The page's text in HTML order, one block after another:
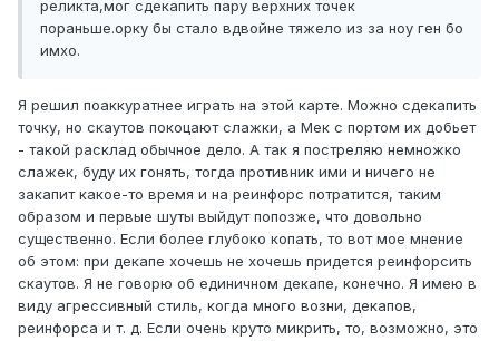
реликта,мог сдекапить пару верхних точек
пораньше.орку бы стало вдвойне тяжело из за ноу ген бо
имхо.
Я решил поаккуратнее играть на этой карте. Можно сдекапить
точку, но скаутов покоцают слажки, а Мек с портом их добьет
- такой расклад обычное дело. А так я постреляю немножко
слажек, буду их гонять, тогда противник ими и ничего не
закапит какое-то время и на реинфорс потратится, таким
образом и первые шуты выйдут попозже, что довольно
существенно. Если более глубоко копать, то вот мое мнение
об этом: при декапе хочешь не хочешь придется реинфорсить
скаутов. Я не говорю об единичном декапе, конечно. Я имею в
виду агрессивный стиль, когда много возни, декапов,
реинфорса и т. д. Если очень круто микрить, то, возможно, это